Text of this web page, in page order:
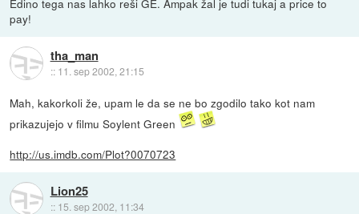
Edino tega nas lahko reši GE. Ampak žal je tudi tukaj a price to
pay!
tha_man
:: 11. sep 2002, 21:15
Mah, kakorkoli že, upam le da se ne bo zgodilo tako kot nam
prikazujejo v filmu Soylent Green
http://us.imdb.com/Plot?0070723
Lion25
:: 15. sep 2002, 11:34